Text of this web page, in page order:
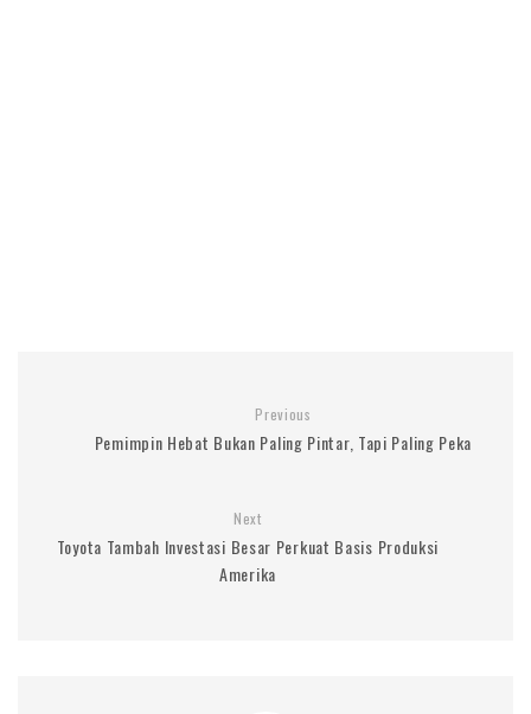
Previous
Pemimpin Hebat Bukan Paling Pintar, Tapi Paling Peka
Next
Toyota Tambah Investasi Besar Perkuat Basis Produksi
Amerika